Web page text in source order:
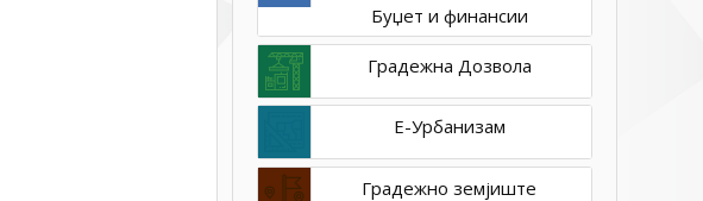
Буџет и финансии
Градежна Дозвола
Е-Урбанизам
Градежно земјиште